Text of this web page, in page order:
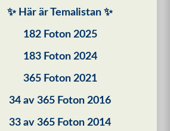
✨ Här är Temalistan ✨
182 Foton 2025
183 Foton 2024
365 Foton 2021
34 av 365 Foton 2016
33 av 365 Foton 2014